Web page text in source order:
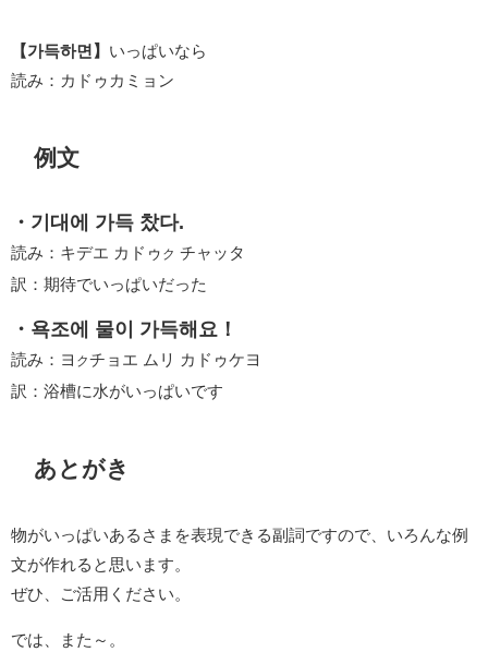
【가득하면】 いっぱいなら
読み：カドゥカミョン
例文
・기대에 가득 찼다.
読み：キデエ カドゥ ク チャッタ
訳：期待でいっぱいだった
・욕조에 물이 가득해요！
読み：ヨ クチョエ ムリ カドゥケヨ
訳：浴槽に水がいっぱいです
あとがき
物がいっぱいあるさまを表現できる副詞ですので、いろんな例
文が作れると思います。
ぜひ、ご活用ください。
では、また～。